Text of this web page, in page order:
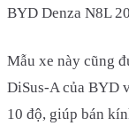
BYD Denza N8L
Mẫu xe này cũng
DiSus-A của BYD
10 độ, giúp bán